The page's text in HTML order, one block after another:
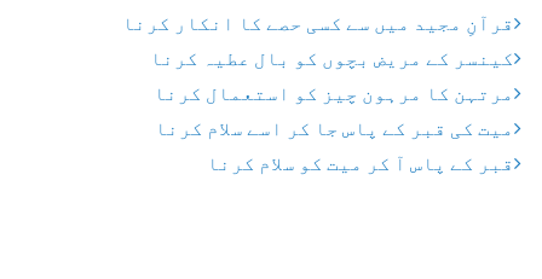
قرآنِ مجید میں سے کسی حصے کا انکار کرنا
کینسر کے مریض بچوں کو بال عطیہ کرنا
مرتہن کا مرہون چیز کو استعمال کرنا
میت کی قبر کے پاس جا کر اسے سلام کرنا
قبر کے پاس آ کر میت کو سلام کرنا